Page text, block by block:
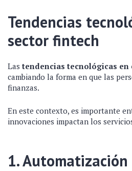
Tendencias
sector fintech
Lastendencias tecnológicas en
cambiando la forma en que las
finanzas.
En este contexto, es importante
innovaciones impactan los
1. Automatización